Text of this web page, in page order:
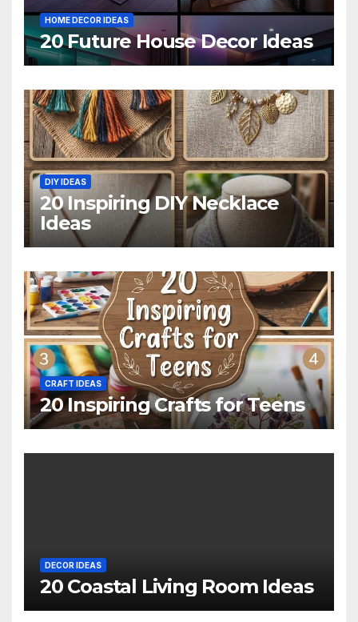
HOME DECOR IDEAS
20 Future House Decor Ideas
DIY IDEAS
20 Inspiring DIY Necklace
Ideas
CRAFT IDEAS
20 Inspiring Crafts for Teens
DECOR IDEAS
20 Coastal Living Room Ideas